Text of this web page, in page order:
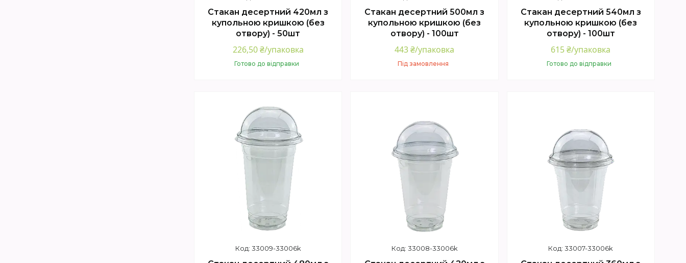
Стакан десертний 420мл з
купольною кришкою (без
отвору) - 50шт
226,50 ₴/упаковка
Готово до відправки
Стакан десертний 500мл з
купольною кришкою (без
отвору) - 100шт
443 ₴/упаковка
Під замовлення
Стакан десертний 540мл з
купольною кришкою (без
отвору) - 100шт
615 ₴/упаковка
Готово до відправки
33009-33006k 33008-33006k 33007-33006k